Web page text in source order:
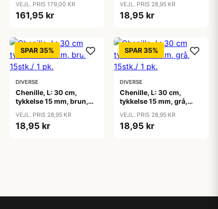
VEJL. PRIS 179,00 KR
161,95 kr
VEJL. PRIS 28,95 KR
18,95 kr
SPAR 35%
DIVERSE
Chenille, L: 30 cm,
tykkelse 15 mm, brun,
VEJL. PRIS 28,95 KR
18,95 kr
SPAR 35%
DIVERSE
Chenille, L: 30 cm,
tykkelse 15 mm, grå,
VEJL. PRIS 28,95 KR
18,95 kr